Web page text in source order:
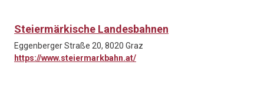
Steiermärkische Landesbahnen
Eggenberger Straße 20, 8020 Graz
https://www.steiermarkbahn.at/